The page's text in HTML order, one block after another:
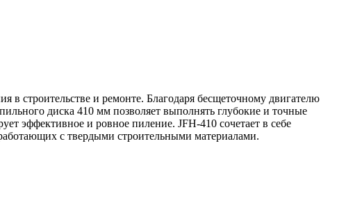
в строительстве и ремонте. Благодаря бесщеточному двигателю
диска 410 мм позволяет выполнять глубокие и точные
эффективное и ровное пиление. JFH-410 сочетает в себе
с твердыми строительными материалами.